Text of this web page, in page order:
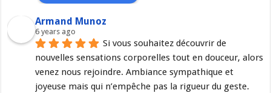
Armand Munoz
6 years ago
Si vous souhaitez découvrir de
nouvelles sensations corporelles tout en douceur, alors
venez nous rejoindre. Ambiance sympathique et
joyeuse mais qui n’empêche pas la rigueur du geste.